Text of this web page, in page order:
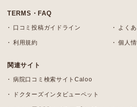
TERMS・FAQ
口コミ投稿ガイドライン よく
利用規約 個人
関連サイト
病院口コミ検索サイトCaloo
ドクターズインタビューペット